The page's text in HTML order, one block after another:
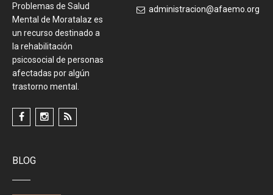
Problemas de Salud
Mental de Moratalaz es
un recurso destinado a
la rehabilitación
psicosocial de personas
afectadas por algún
trastorno mental.
administracion@afaemo.org
BLOG